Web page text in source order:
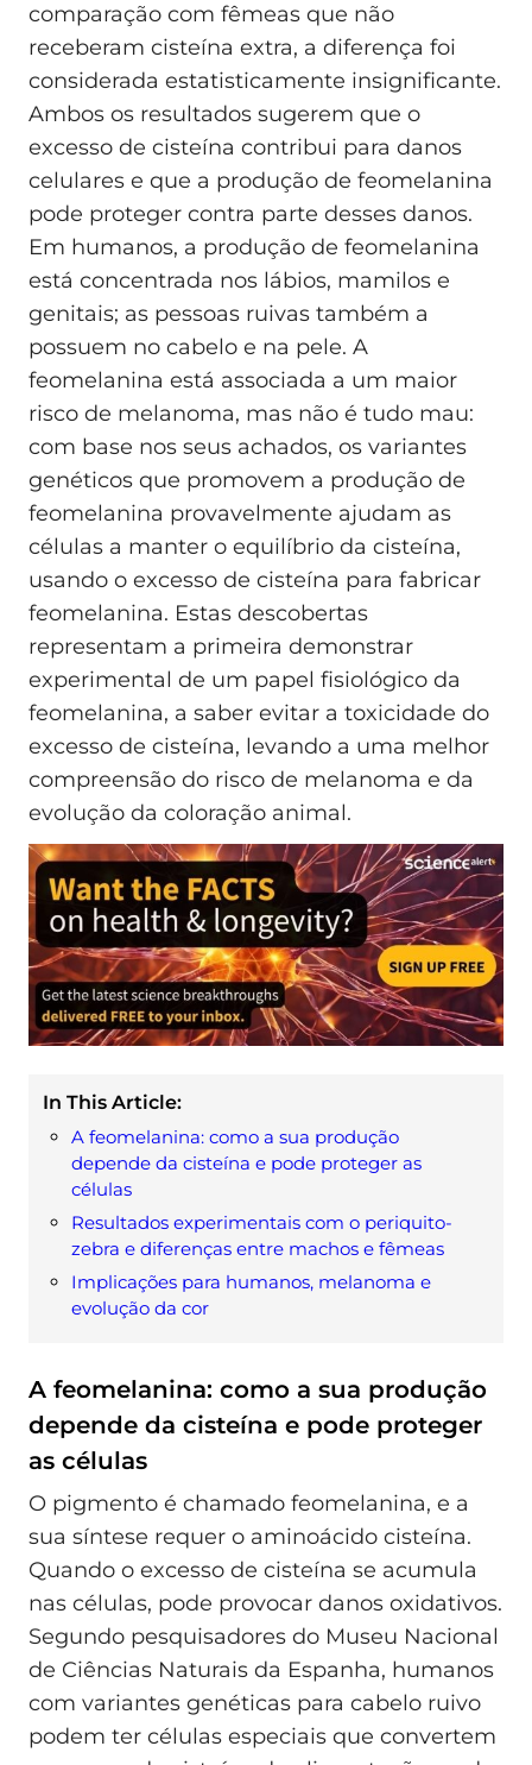
comparação com fêmeas que não
receberam cisteína extra, a diferença foi
considerada estatisticamente insignificante.
Ambos os resultados sugerem que o
excesso de cisteína contribui para danos
celulares e que a produção de feomelanina
pode proteger contra parte desses danos.
Em humanos, a produção de feomelanina
está concentrada nos lábios, mamilos e
genitais; as pessoas ruivas também a
possuem no cabelo e na pele. A
feomelanina está associada a um maior
risco de melanoma, mas não é tudo mau:
com base nos seus achados, os variantes
genéticos que promovem a produção de
feomelanina provavelmente ajudam as
células a manter o equilíbrio da cisteína,
usando o excesso de cisteína para fabricar
feomelanina. Estas descobertas
representam a primeira demonstrar
experimental de um papel fisiológico da
feomelanina, a saber evitar a toxicidade do
excesso de cisteína, levando a uma melhor
compreensão do risco de melanoma e da
evolução da coloração animal.
In This Article:
A feomelanina: como a sua produção
depende da cisteína e pode proteger as
células
Resultados experimentais com o periquito-
zebra e diferenças entre machos e fêmeas
Implicações para humanos, melanoma e
evolução da cor
A feomelanina: como a sua produção
depende da cisteína e pode proteger
as células
O pigmento é chamado feomelanina, e a
sua síntese requer o aminoácido cisteína.
Quando o excesso de cisteína se acumula
nas células, pode provocar danos oxidativos.
Segundo pesquisadores do Museu Nacional
de Ciências Naturais da Espanha, humanos
com variantes genéticas para cabelo ruivo
podem ter células especiais que convertem